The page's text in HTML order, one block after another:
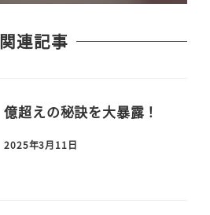
関連記事
億超えの秘訣を大暴露！
2025年3月11日